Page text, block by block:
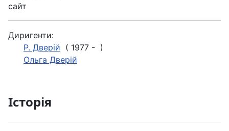
сайт
Диригенти:
Р. Дверій ( 1977 - )
Ольга Дверій
Історія